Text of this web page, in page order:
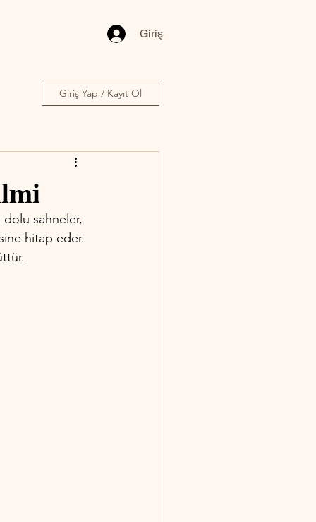
Giriş
Giriş Yap / Kayıt Ol
sahneler,
hitap eder.